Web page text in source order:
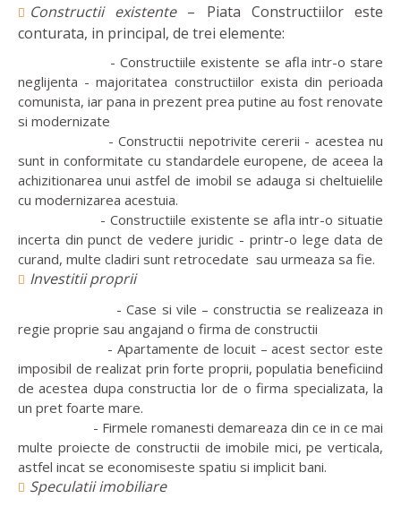
Constructii existente– Piata Constructiilor este
conturata, in principal, de trei elemente:
- Constructiile existente se afla intr-o stare
neglijenta - majoritatea constructiilor exista din perioada
comunista, iar pana in prezent prea putine au fost renovate
si modernizate
- Constructii nepotrivite cererii - acestea nu
sunt in conformitate cu standardele europene, de aceea la
achizitionarea unui astfel de imobil se adauga si cheltuielile
cu modernizarea acestuia.
- Constructiile existente se afla intr-o situatie
incerta din punct de vedere juridic - printr-o lege data de
curand, multe cladiri sunt retrocedate sau urmeaza sa fie.
Investitii proprii
- Case si vile – constructia se realizeaza in
regie proprie sau angajand o firma de constructii
- Apartamente de locuit – acest sector este
imposibil de realizat prin forte proprii, populatia beneficiind
de acestea dupa constructia lor de o firma specializata, la
un pret foarte mare.
- Firmele romanesti demareaza din ce in ce mai
multe proiecte de constructii de imobile mici, pe verticala,
astfel incat se economiseste spatiu si implicit bani.
Speculatii imobiliare